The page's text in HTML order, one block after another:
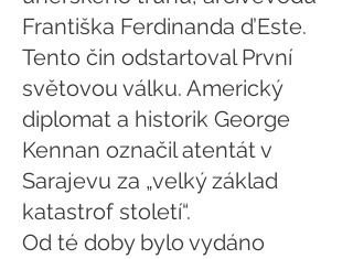
Františka Ferdinanda d’Este.
Tento čin odstartoval První
světovou válku. Americký
diplomat a historik George
Kennan označil atentát v
Sarajevu za „velký základ
katastrof století“.
Od té doby bylo vydáno